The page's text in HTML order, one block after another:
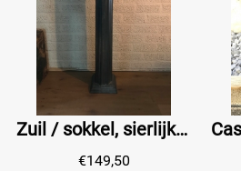
Zuil / sokkel, sierlijke pilaar gemaakt van hout, in Grieks-Romeinse stijl vervaardigd
€149,50